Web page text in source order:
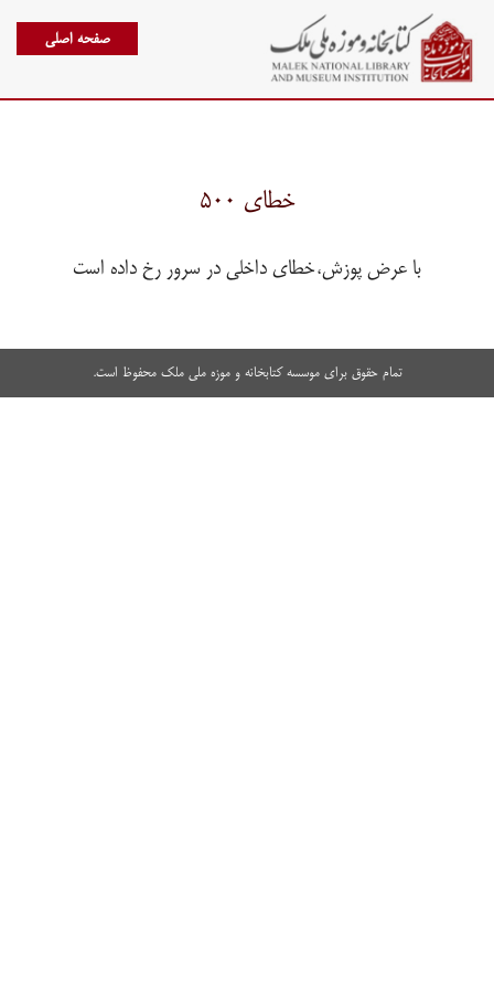
صفحه اصلی
خطای ۵۰۰
با عرض پوزش،خطای داخلی در سرور رخ داده است
تمام حقوق برای موسسه کتابخانه و موزه ملی ملک محفوظ است.